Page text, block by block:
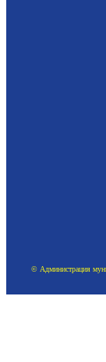
© Администрация